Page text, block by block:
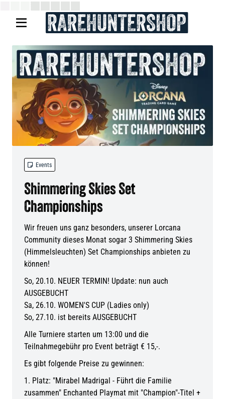

 Events
Shimmering Skies Set
Championships
Wir freuen uns ganz besonders, unserer Lorcana
Community dieses Monat sogar 3 Shimmering Skies
(Himmelsleuchten) Set Championships anbieten zu
können!
So, 20.10. NEUER TERMIN! Update: nun auch
AUSGEBUCHT
Sa, 26.10. WOMEN'S CUP (Ladies only)
So, 27.10. ist bereits AUSGEBUCHT
Alle Turniere starten um 13:00 und die
Teilnahmegebühr pro Event beträgt € 15,-.
Es gibt folgende Preise zu gewinnen:
1. Platz: "Mirabel Madrigal - Führt die Familie
zusammen" Enchanted Playmat mit "Champion"-Titel +